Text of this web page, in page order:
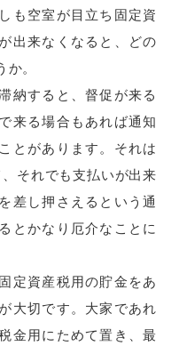
も空室が目立ち固定資
出来なくなると、どの
。
納すると、督促が来る
来る場合もあれば通知
とがあります。それは
それでも支払いが出来
差し押さえるという通
とかなり厄介なことに
定資産税用の貯金をあ
大切です。大家であれ
金用にためて置き、最